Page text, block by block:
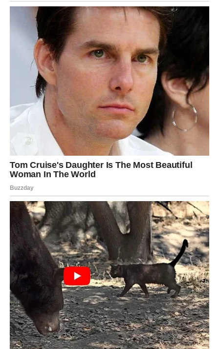
one u vezama, sledi novo poglavlje – dublje, iskrenije,
gotovo karmičko povezivanje koje briše sve prethodne
nesporazume.
Na poslovnom planu, intuicija im postaje najjače oružje.
Škorpije će tačno znati kome mogu verovati, a koga treba
pustiti iza sebe. I upravo taj osećaj će ih dovesti do
uspeha. Neki će pokrenuti novi posao, dok će drugi
konačno naplatiti dugove prošlosti – i doslovno i
simbolično.
Duhovno, Škorpije su u velikom usponu. Njihova energija
sada privlači dobre ljude, pozitivne okolnosti i obilje.
Karma kaže: “Sve što si prošla imalo je smisla. Sada
ubiraš plodove svoje snage.”